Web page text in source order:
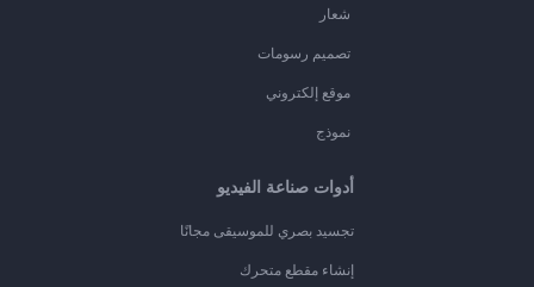
شعار
تصميم رسومات
موقع إلكتروني
نموذج
أدوات صناعة الفيديو
تجسيد بصري للموسيقى مجانًا
إنشاء مقطع متحرك